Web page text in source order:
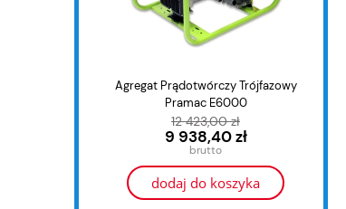
Agregat Prądotwórczy Trójfazowy
Pramac E6000
12 423,00 zł
9 938,40 zł
dodaj do koszyka